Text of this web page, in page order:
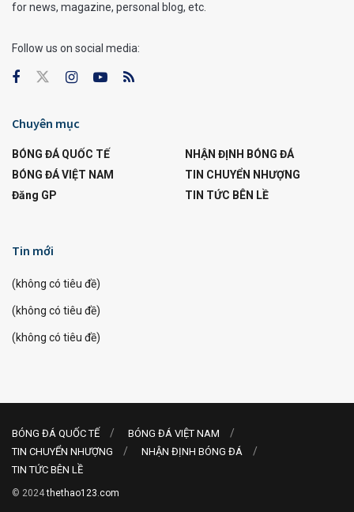
for news, magazine, personal blog, etc.
Follow us on social media:
Chuyên mục
BÓNG ĐÁ QUỐC TẾ
BÓNG ĐÁ VIỆT NAM
Đăng GP
NHẬN ĐỊNH BÓNG ĐÁ
TIN CHUYỂN NHƯỢNG
TIN TỨC BÊN LỀ
Tin mới
(không có tiêu đề)
(không có tiêu đề)
(không có tiêu đề)
BÓNG ĐÁ QUỐC TẾ
BÓNG ĐÁ VIỆT NAM
TIN CHUYỂN NHƯỢNG
NHẬN ĐỊNH BÓNG ĐÁ
TIN TỨC BÊN LỀ
© 2024thethao123.com